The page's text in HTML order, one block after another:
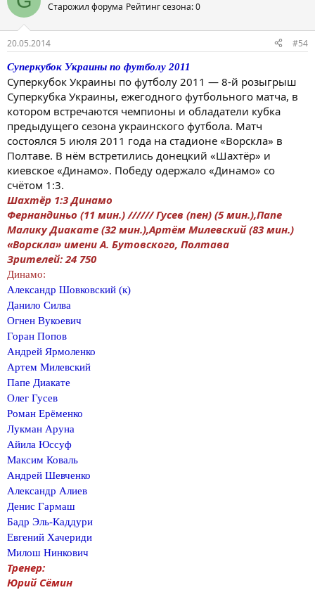
Старожил форума Рейтинг сезона: 0
20.05.2014 #54
Суперкубок Украины по футболу 2011
Суперкубок Украины по футболу 2011 — 8-й розыгрыш
Суперкубка Украины, ежегодного футбольного матча, в
котором встречаются чемпионы и обладатели кубка
предыдущего сезона украинского футбола. Матч
состоялся 5 июля 2011 года на стадионе «Ворскла» в
Полтаве. В нём встретились донецкий «Шахтёр» и
киевское «Динамо». Победу одержало «Динамо» со
счётом 1:3.
Шахтёр 1:3 Динамо
Фернандиньо (11 мин.) ////// Гусев (пен) (5 мин.),Папе
Малику Диакате (32 мин.),Артём Милевский (83 мин.)
«Ворскла» имени А. Бутовского, Полтава
Зрителей: 24 750
Динамо:
Александр Шовковский (к)
Данило Силва
Огнен Вукоевич
Горан Попов
Андрей Ярмоленко
Артем Милевский
Папе Диакате
Олег Гусев
Роман Ерёменко
Лукман Аруна
Айила Юссуф
Максим Коваль
Андрей Шевченко
Александр Алиев
Денис Гармаш
Бадр Эль-Каддури
Евгений Хачериди
Милош Нинкович
Тренер:
Юрий Сёмин